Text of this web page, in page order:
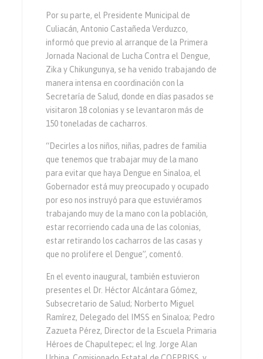
Por su parte, el Presidente Municipal de
Culiacán, Antonio Castañeda Verduzco,
informó que previo al arranque de la Primera
Jornada Nacional de Lucha Contra el Dengue,
Zika y Chikungunya, se ha venido trabajando de
manera intensa en coordinación con la
Secretaría de Salud, donde en días pasados se
visitaron 18 colonias y se levantaron más de
150 toneladas de cacharros.
“Decirles a los niños, niñas, padres de familia
que tenemos que trabajar muy de la mano
para evitar que haya Dengue en Sinaloa, el
Gobernador está muy preocupado y ocupado
por eso nos instruyó para que estuviéramos
trabajando muy de la mano con la población,
estar recorriendo cada una de las colonias,
estar retirando los cacharros de las casas y
que no prolifere el Dengue”, comentó.
En el evento inaugural, también estuvieron
presentes el Dr. Héctor Alcántara Gómez,
Subsecretario de Salud; Norberto Miguel
Ramírez, Delegado del IMSS en Sinaloa; Pedro
Zazueta Pérez, Director de la Escuela Primaria
Héroes de Chapultepec; el Ing. Jorge Alan